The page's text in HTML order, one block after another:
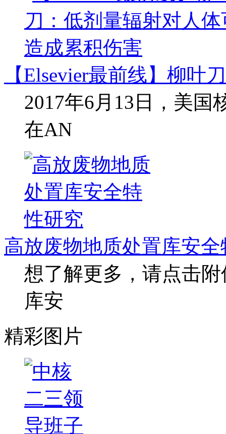
【Elsevier最前线】柳叶
2017年6月13日，美国
在AN
高放废物地质处置库安
想了解更多，请点击
库安
精彩图片